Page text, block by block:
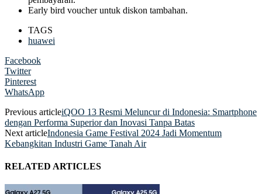
Early bird voucher untuk diskon tambahan.
TAGS
huawei
Facebook
Twitter
Pinterest
WhatsApp
Previous articleiQOO 13 Resmi Meluncur di Indonesia: Smartphone
dengan Performa Superior dan Inovasi Tanpa Batas
Next articleIndonesia Game Festival 2024 Jadi Momentum
Kebangkitan Industri Game Tanah Air
RELATED ARTICLES